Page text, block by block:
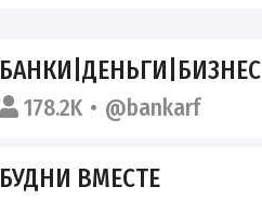
БАНКИ|ДЕНЬГИ|БИЗНЕС
178.2K @bankarf
БУДНИ ВМЕСТЕ